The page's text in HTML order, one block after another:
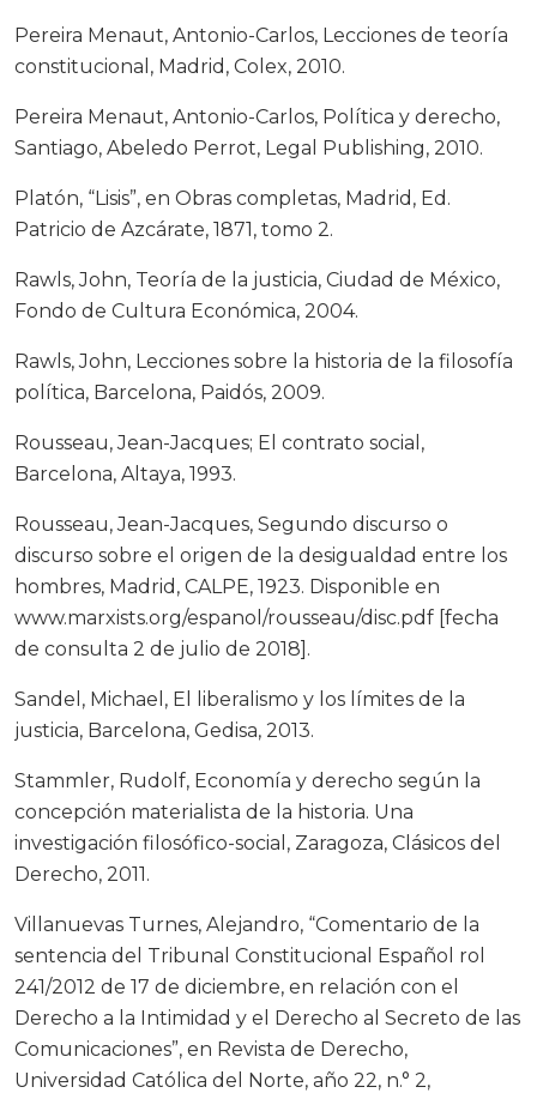
Pereira Menaut, Antonio-Carlos, Lecciones de teoría
constitucional, Madrid, Colex, 2010.
Pereira Menaut, Antonio-Carlos, Política y derecho,
Santiago, Abeledo Perrot, Legal Publishing, 2010.
Platón, “Lisis”, en Obras completas, Madrid, Ed.
Patricio de Azcárate, 1871, tomo 2.
Rawls, John, Teoría de la justicia, Ciudad de México,
Fondo de Cultura Económica, 2004.
Rawls, John, Lecciones sobre la historia de la filosofía
política, Barcelona, Paidós, 2009.
Rousseau, Jean-Jacques; El contrato social,
Barcelona, Altaya, 1993.
Rousseau, Jean-Jacques, Segundo discurso o
discurso sobre el origen de la desigualdad entre los
hombres, Madrid, CALPE, 1923. Disponible en
www.marxists.org/espanol/rousseau/disc.pdf [fecha
de consulta 2 de julio de 2018].
Sandel, Michael, El liberalismo y los límites de la
justicia, Barcelona, Gedisa, 2013.
Stammler, Rudolf, Economía y derecho según la
concepción materialista de la historia. Una
investigación filosófico-social, Zaragoza, Clásicos del
Derecho, 2011.
Villanuevas Turnes, Alejandro, “Comentario de la
sentencia del Tribunal Constitucional Español rol
241/2012 de 17 de diciembre, en relación con el
Derecho a la Intimidad y el Derecho al Secreto de las
Comunicaciones”, en Revista de Derecho,
Universidad Católica del Norte, año 22, n.° 2,